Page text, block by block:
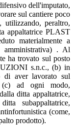
dell'imputato,
sul cantiere poco
utilizzando, peraltro,
appaltatrice PLAST
materialmente a
amministrativa) . Al
ha trovato sul posto
s.n.c., (b) in
di aver lavorato sul
(c) ad ogni modo,
ditta appaltatrice,
subappaltatrice,
(come,
prodotto).